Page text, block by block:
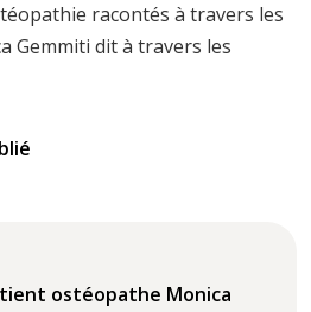
racontés à travers les
Gemmiti dit à travers les
ostéopathe Monica